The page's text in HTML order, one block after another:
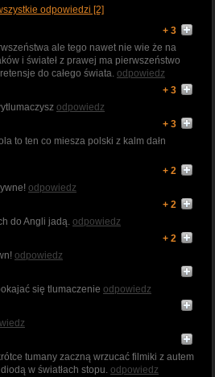
odpowiedzi [2]
+ 3
ale tego nawet nie wie że na
i świateł z prawej ma pierwszeństwo
do całego świata. odpowiedz
+ 3
odpowiedz
+ 3
to ten co miesza polski z kalm dałn
+ 2
odpowiedz
+ 2
do Angli jadą. odpowiedz
+ 2
odpowiedz
się tlumaczenie odpowiedz
tumany zaczną wrzucać filmiki z autem
w światłach stopu. odpowiedz